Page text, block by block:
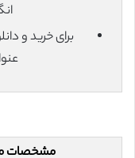
برای خرید و
مشخصات